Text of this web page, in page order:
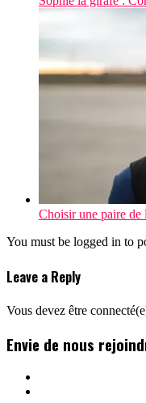
Choisir une paire de
You must be logged in to
Leave a Reply
Vous devez être
Envie de nous